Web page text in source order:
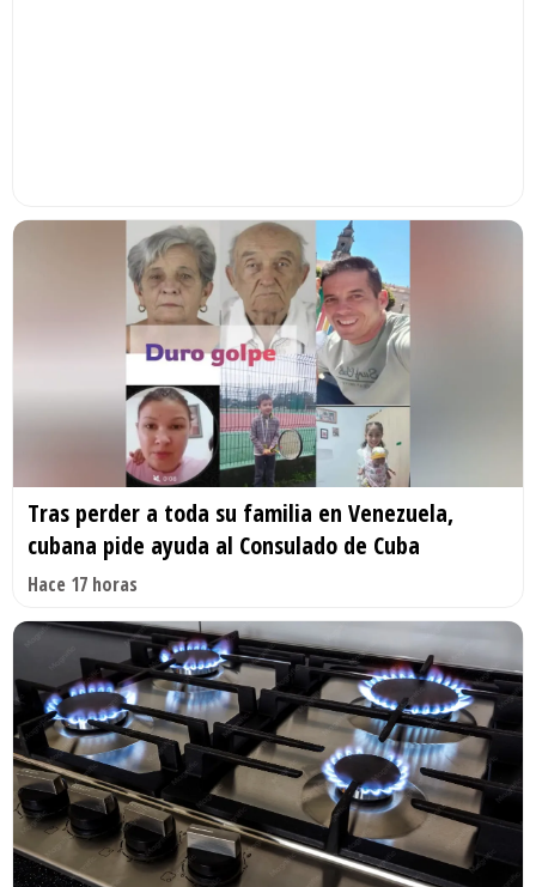
Tras perder a toda su familia en Venezuela,
cubana pide ayuda al Consulado de Cuba
Hace 17 horas